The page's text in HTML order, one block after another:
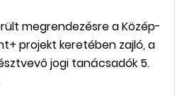
megrendezésre a Közép-
projekt keretében zajló, a
jogi tanácsadók 5.